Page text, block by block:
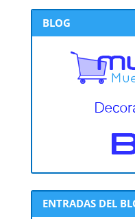
BLOG
ENTRADAS DEL